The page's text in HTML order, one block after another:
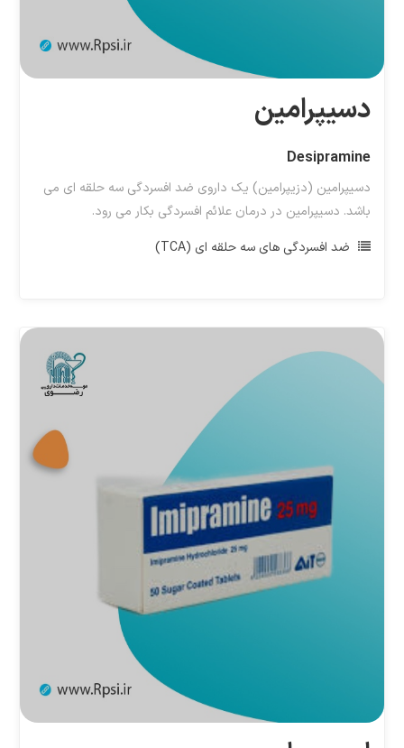
دسیپرامین
Desipramine
دسیپرامین (دزیپرامین) یک داروی ضد افسردگی سه حلقه ای می
باشد. دسیپرامین در درمان علائم افسردگی بکار می رود.
ضد افسردگی های سه حلقه ای (TCA)